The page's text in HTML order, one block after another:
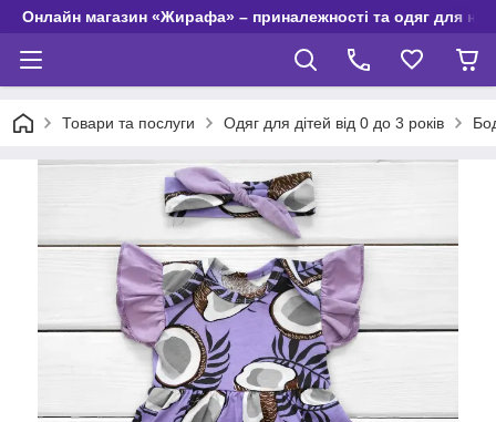
Онлайн магазин «Жирафа» – приналежності та одяг для
Товари та послуги Одяг для дітей від 0 до 3 років